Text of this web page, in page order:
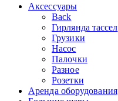
Аксессуары
Back
Гирлянда тассел
Грузики
Насос
Палочки
Разное
Розетки
Аренда оборудования